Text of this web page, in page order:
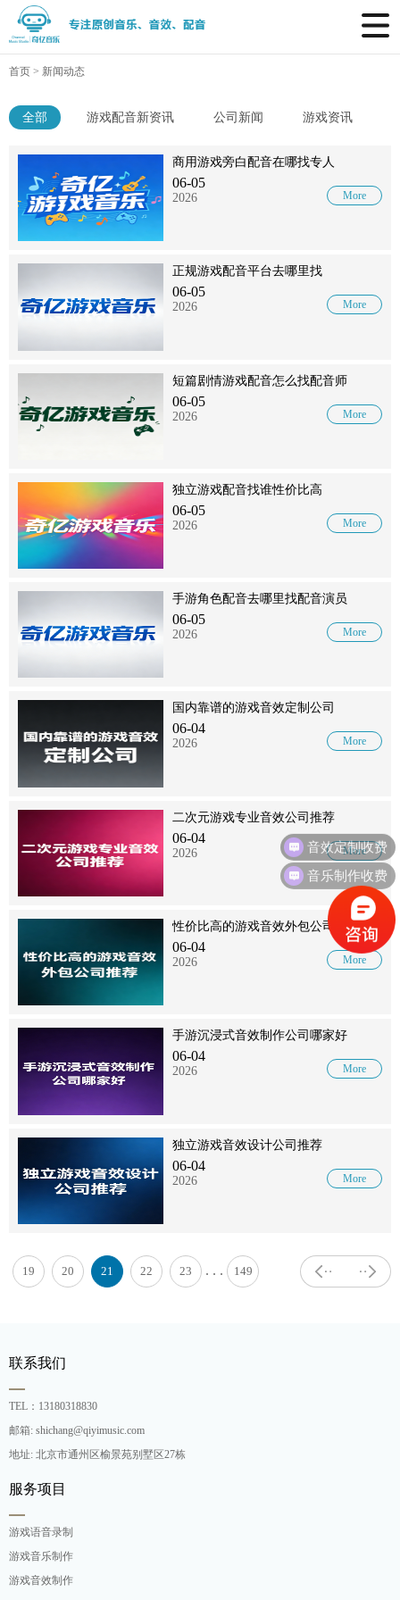
首页 > 新闻动态
全部 游戏配音新资讯 公司新闻 游戏资讯
商用游戏旁白配音在哪找专人
06-05
2026 More
正规游戏配音平台去哪里找
06-05
2026 More
短篇剧情游戏配音怎么找配音师
06-05
2026 More
独立游戏配音找谁性价比高
06-05
2026 More
手游角色配音去哪里找配音演员
06-05
2026 More
国内靠谱的游戏音效定制公司
06-04
2026 More
二次元游戏专业音效公司推荐
06-04
2026 More
性价比高的游戏音效外包公司推荐
06-04
2026 More
手游沉浸式音效制作公司哪家好
06-04
2026 More
独立游戏音效设计公司推荐
06-04
2026 More
19 20 21 22 23 . . . 149
联系我们
TEL：13180318830
邮箱: shichang@qiyimusic.com
地址: 北京市通州区榆景苑别墅区27栋
服务项目
游戏语音录制
游戏音乐制作
游戏音效制作
音效定制收费
音乐制作收费